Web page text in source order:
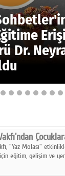
Dr.
"Yaz Molası"
eğitim, gelişim ve